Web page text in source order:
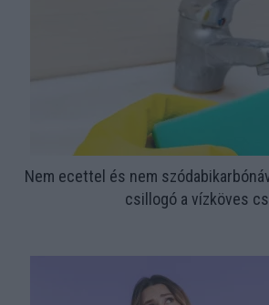
Nem ecettel és nem
csillogó a vízköves